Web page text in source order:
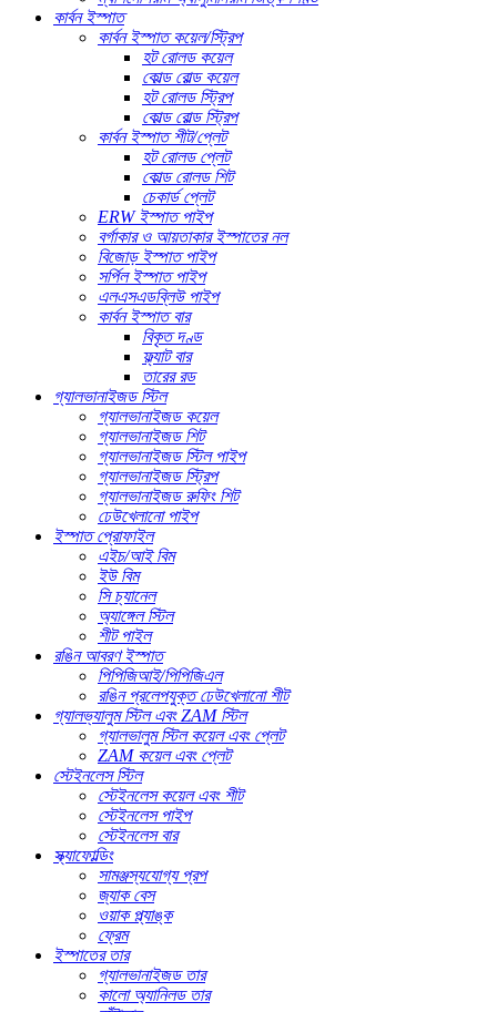
কার্বন ইস্পাত
কার্বন ইস্পাত কয়েল/স্ট্রিপ
হট রোলড কয়েল
কোল্ড রোল্ড কয়েল
হট রোলড স্ট্রিপ
কোল্ড রোল্ড স্ট্রিপ
কার্বন ইস্পাত শীট/প্লেট
হট রোলড প্লেট
কোল্ড রোলড শিট
চেকার্ড প্লেট
ERW ইস্পাত পাইপ
বর্গাকার ও আয়তাকার ইস্পাতের নল
বিজোড় ইস্পাত পাইপ
সর্পিল ইস্পাত পাইপ
এলএসএডব্লিউ পাইপ
কার্বন ইস্পাত বার
বিকৃত দণ্ড
ফ্ল্যাট বার
তারের রড
গ্যালভানাইজড স্টিল
গ্যালভানাইজড কয়েল
গ্যালভানাইজড শিট
গ্যালভানাইজড স্টিল পাইপ
গ্যালভানাইজড স্ট্রিপ
গ্যালভানাইজড রুফিং শিট
ঢেউখেলানো পাইপ
ইস্পাত প্রোফাইল
এইচ/আই বিম
ইউ বিম
সি চ্যানেল
অ্যাঙ্গেল স্টিল
শীট পাইল
রঙিন আবরণ ইস্পাত
পিপিজিআই/পিপিজিএল
রঙিন প্রলেপযুক্ত ঢেউখেলানো শীট
গ্যালভ্যালুম স্টিল এবং ZAM স্টিল
গ্যালভালুম স্টিল কয়েল এবং প্লেট
ZAM কয়েল এবং প্লেট
স্টেইনলেস স্টিল
স্টেইনলেস কয়েল এবং শীট
স্টেইনলেস পাইপ
স্টেইনলেস বার
স্ক্যাফোল্ডিং
সামঞ্জস্যযোগ্য প্রপ
জ্যাক বেস
ওয়াক প্ল্যাঙ্ক
ফ্রেম
ইস্পাতের তার
গ্যালভানাইজড তার
কালো অ্যানিলড তার